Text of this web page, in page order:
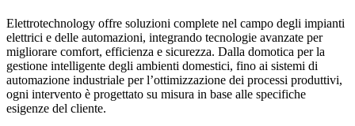
Elettrotechnology offre soluzioni complete nel campo degli impianti
elettrici e delle automazioni, integrando tecnologie avanzate per
migliorare comfort, efficienza e sicurezza. Dalla domotica per la
gestione intelligente degli ambienti domestici, fino ai sistemi di
automazione industriale per l’ottimizzazione dei processi produttivi,
ogni intervento è progettato su misura in base alle specifiche
esigenze del cliente.